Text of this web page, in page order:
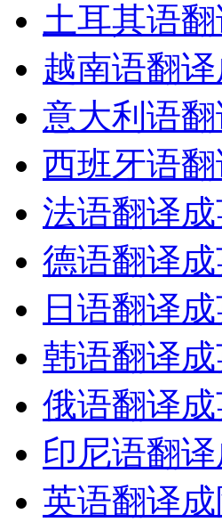
土耳其语
越南语翻
意大利语
西班牙语
法语翻译
德语翻译
日语翻译
韩语翻译
俄语翻译
印尼语翻
英语翻译